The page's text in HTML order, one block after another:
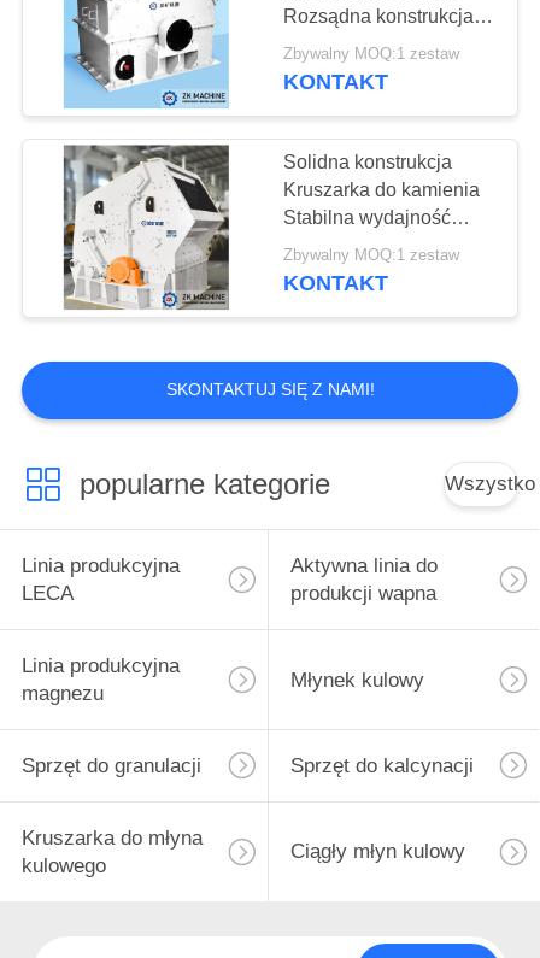
Urządzenia do
przetwarzania
minerałów
41
Linia do produkcji
przemysłowej
27
Rozsądna konstrukcja
Wygodna konserwacja
Zbywalny MOQ:1 zestaw
KONTAKT
Solidna konstrukcja
Kruszarka do kamienia
Stabilna wydajność
Niskie zużycie energii
Zbywalny MOQ:1 zestaw
KONTAKT
SKONTAKTUJ SIĘ Z NAMI!
popularne kategorie Wszystko
Linia produkcyjna
LECA
Aktywna linia do
produkcji wapna
Linia produkcyjna
magnezu
Młynek kulowy
Sprzęt do granulacji Sprzęt do kalcynacji
Kruszarka do młyna
kulowego
Ciągły młyn kulowy